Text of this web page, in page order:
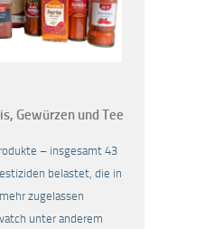
Gewürzen und Tee
– insgesamt 43
belastet, die in
zugelassen
unter anderem